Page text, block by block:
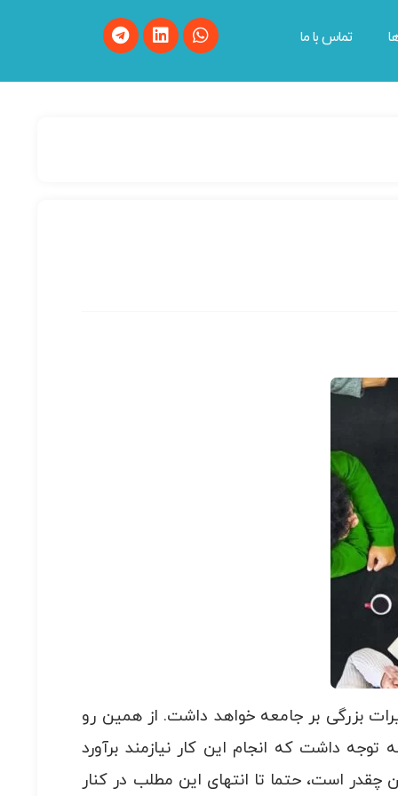
تماس با ما
بزرگی بر جامعه خواهد داشت. از همین رو
داشت که انجام این کار نیازمند برآورد
است، حتما تا انتهای این مطلب در کنار